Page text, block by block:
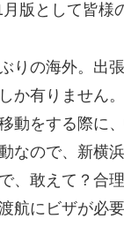
版として皆様
りの海外。出
か有りません
動をする際に
なので、新横
、敢えて？合
航にビザが必